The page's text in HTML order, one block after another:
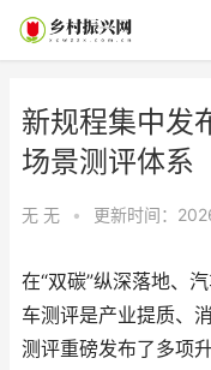
新规程集中发
场景测评体系
无 无 • 更新时间：
在“双碳”纵深落地、
车测评是产业提质、
测评重磅发布了多项